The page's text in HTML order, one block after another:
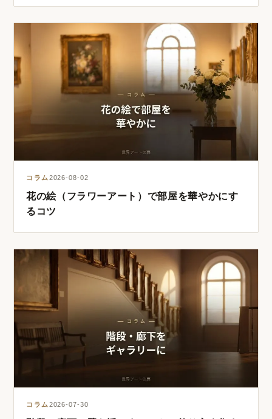
コラム 2026-08-02
花の絵（フラワーアート）で部屋を華やかにす
るコツ
コラム 2026-07-30